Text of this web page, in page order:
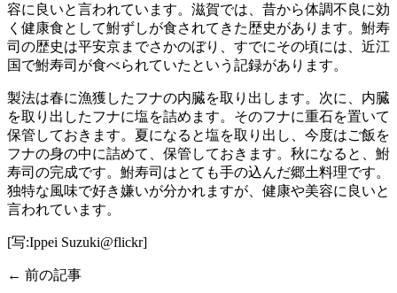
容に良いと言われています。滋賀では、昔から体調不良に効
く健康食として鮒ずしが食されてきた歴史があります。鮒寿
司の歴史は平安京までさかのぼり、すでにその頃には、近江
国で鮒寿司が食べられていたという記録があります。
製法は春に漁獲したフナの内臓を取り出します。次に、内臓
を取り出したフナに塩を詰めます。そのフナに重石を置いて
保管しておきます。夏になると塩を取り出し、今度はご飯を
フナの身の中に詰めて、保管しておきます。秋になると、鮒
寿司の完成です。鮒寿司はとても手の込んだ郷土料理です。
独特な風味で好き嫌いが分かれますが、健康や美容に良いと
言われています。
[写:Ippei Suzuki@flickr]
← 前の記事